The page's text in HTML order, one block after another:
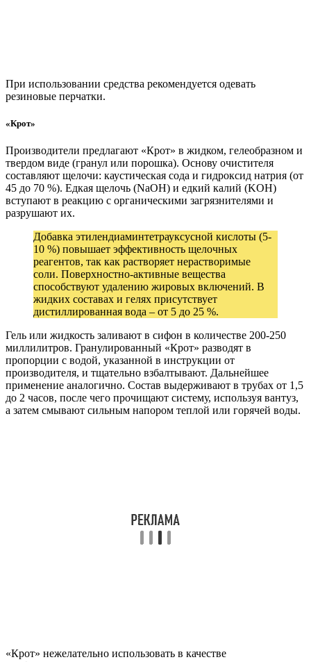
При использовании средства рекомендуется одевать
резиновые перчатки.
«Крот»
Производители предлагают «Крот» в жидком, гелеобразном и
твердом виде (гранул или порошка). Основу очистителя
составляют щелочи: каустическая сода и гидроксид натрия (от
45 до 70 %). Едкая щелочь (NaOH) и едкий калий (KOH)
вступают в реакцию с органическими загрязнителями и
разрушают их.
Добавка этилендиаминтетрауксусной кислоты (5-
10 %) повышает эффективность щелочных
реагентов, так как растворяет нерастворимые
соли. Поверхностно-активные вещества
способствуют удалению жировых включений. В
жидких составах и гелях присутствует
дистиллированная вода – от 5 до 25 %.
Гель или жидкость заливают в сифон в количестве 200-250
миллилитров. Гранулированный «Крот» разводят в
пропорции с водой, указанной в инструкции от
производителя, и тщательно взбалтывают. Дальнейшее
применение аналогично. Состав выдерживают в трубах от 1,5
до 2 часов, после чего прочищают систему, используя вантуз,
а затем смывают сильным напором теплой или горячей воды.
«Крот» нежелательно использовать в качестве